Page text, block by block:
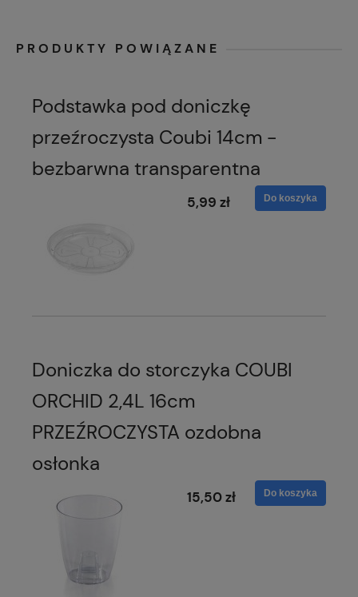
PRODUKTY POWIĄZANE
Podstawka pod doniczkę
przeźroczysta Coubi 14cm -
bezbarwna transparentna
5,99 zł Do koszyka
Doniczka do storczyka COUBI
ORCHID 2,4L 16cm
PRZEŹROCZYSTA ozdobna
osłonka
15,50 zł Do koszyka